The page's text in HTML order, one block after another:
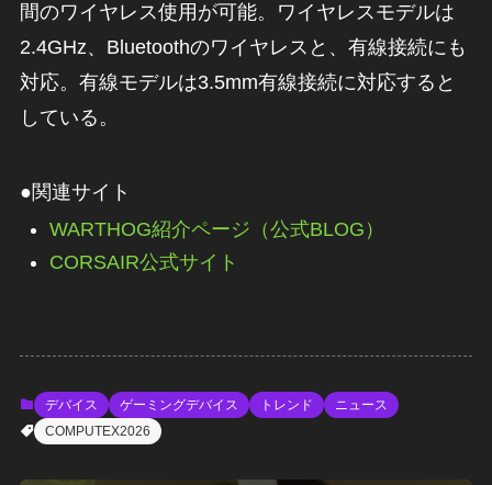
間のワイヤレス使用が可能。ワイヤレスモデルは
2.4GHz、Bluetoothのワイヤレスと、有線接続にも
対応。有線モデルは3.5mm有線接続に対応すると
している。
●関連サイト
WARTHOG紹介ページ（公式BLOG）
CORSAIR公式サイト
デバイス ゲーミングデバイス トレンド
ニュース
COMPUTEX2026